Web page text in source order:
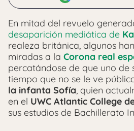
En mitad del revuelo
desaparición mediática de
realeza británica, algunos
miradas a la Corona real
percatándose de que uno de
tiempo que no se le ve
la infanta Sofía, quien
en el UWC Atlantic College
sus estudios de Bachillerato